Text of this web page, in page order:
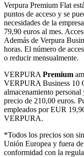
Verpura Premium Flat
puntos de acceso y se
necesidades de la
79,90 euros al mes.
Además de Verpura
horas. El número de
o reducir mensualmente.
VERPURA Premium
VERPURA Business 10
almacenamiento
precio de 210,00 euros.
empleados por EUR
VERPURA.
*Todos los precios son
Unión Europea y fuera
conformidad con la